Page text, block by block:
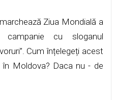
Ziua Mondială a
campanie cu sloganul
Cum înțelegeți acest
în Moldova? Daca nu - de